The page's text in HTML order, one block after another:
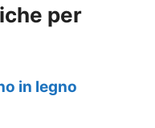
per
in legno